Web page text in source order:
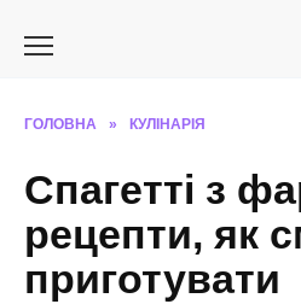
ГОЛОВНА » КУЛІНАРІЯ
Спагетті з
рецепти, як
приготувати